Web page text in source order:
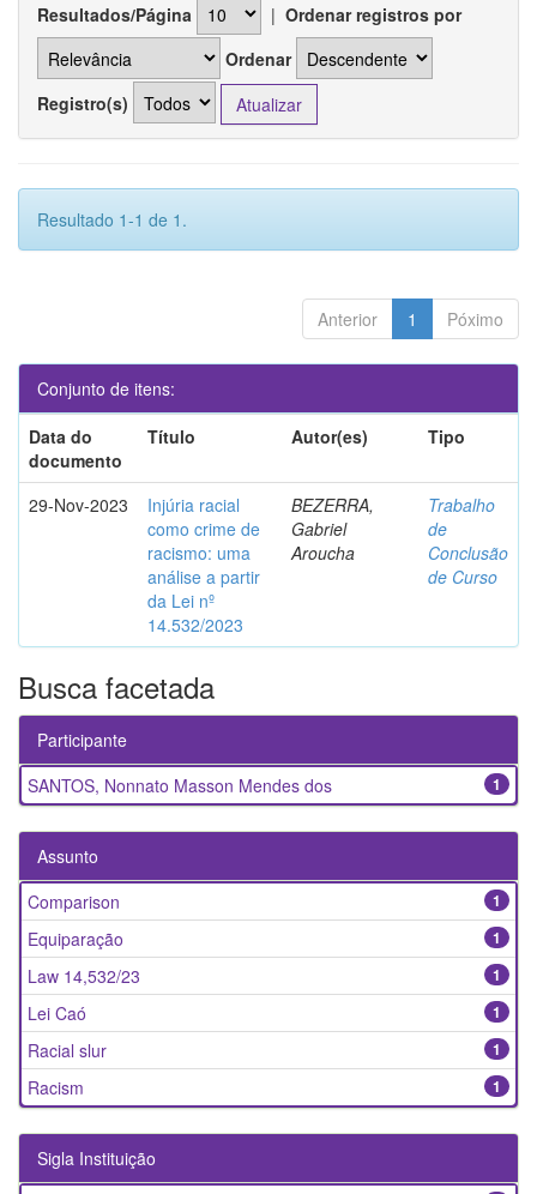
Resultados/Página | Ordenar registros por
Ordenar
Registro(s)
Resultado 1-1 de 1.
Anterior 1 Póximo
Conjunto de itens:
Data do
documento
Título Autor(es) Tipo
29-Nov-2023
Injúria racial
como crime de
racismo: uma
análise a partir
da Lei nº
14.532/2023
BEZERRA,
Gabriel
Aroucha
Trabalho
de
Conclusão
de Curso
Busca facetada
Participante
1
SANTOS, Nonnato Masson Mendes dos
Assunto
1
Comparison
1
Equiparação
1
Law 14,532/23
1
Lei Caó
1
Racial slur
1
Racism
Sigla Instituição